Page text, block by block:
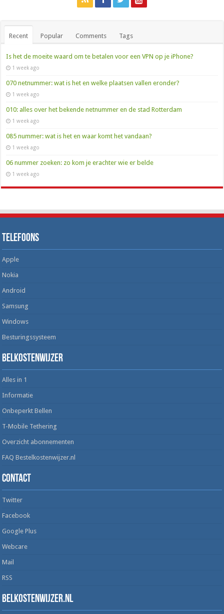
Recent Popular Comments Tags
Is het de moeite waard om te betalen voor een VPN op je iPhone?
1 week ago
070 netnummer: wat is het en welke plaatsen vallen eronder?
1 week ago
010: alles over het bekende netnummer en de stad Rotterdam
1 week ago
085 nummer: wat is het en waar komt het vandaan?
1 week ago
06 nummer zoeken: zo kom je erachter wie er belde
1 week ago
Telefoons
Apple
Nokia
Android
Samsung
Windows
Besturingssysteem
Belkostenwijzer
Alles in 1
Informatie
Onbeperkt Bellen
T-Mobile Tethering
Overzicht abonnementen
FAQ Bestelkostenwijzer.nl
Contact
Twitter
Facebook
Google Plus
Webcare
Mail
RSS
Belkostenwijzer.nl